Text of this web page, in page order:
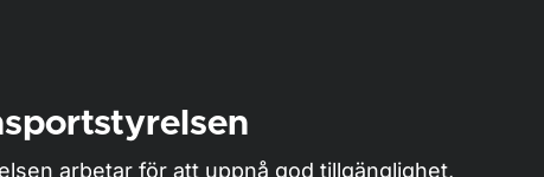
arbetar för att uppnå god tillgänglighet,